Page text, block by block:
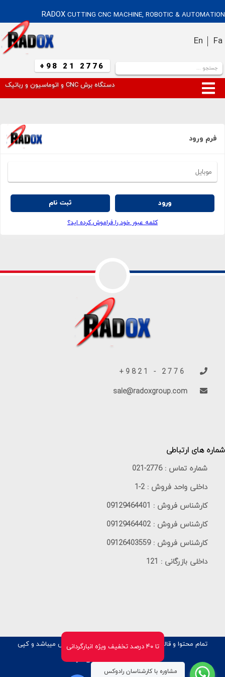
تا ۴۰ درصد تخفیف ویژه انبارگردانی
RADOX CUTTING CNC MACHINE, ROBOTIC & AUTOMATION
Fa
En
+98 21 2776
دستگاه برش CNC و اتوماسیون و رباتیک
فرم ورود
ورود ثبت نام
کلمه عبور خود را فراموش کرده اید؟
شماره های ارتباطی
شماره تماس :021-2776
داخلی واحد فروش : 1-2
کارشناس فروش : 09129464401
کارشناس فروش : 09129464402
کارشناس فروش :09126403559
داخلی بازرگانی : 121
تمام محتوا و قالب این سایت متعلق به شرکترادوکس میباشد و کپی
مشاوره با کارشناسان رادوکس